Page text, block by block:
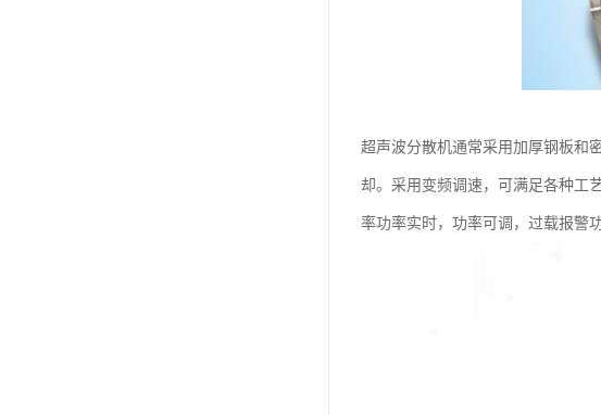
超声波分散机通常采用加厚钢板和
却。采用变频调速，可满足各种工
率功率实时，功率可调，过载报警